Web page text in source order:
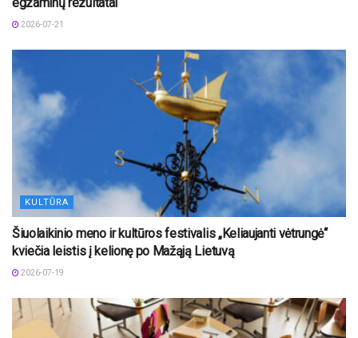
2026-07-21
KULTŪRA
Šiuolaikinio meno ir kultūros festivalis „Keliaujanti vėtrungė“
kviečia leistis į kelionę po Mažąją Lietuvą
2026-07-19